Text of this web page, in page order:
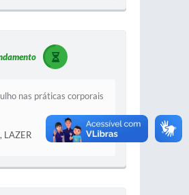
nas práticas corporais
LAZER